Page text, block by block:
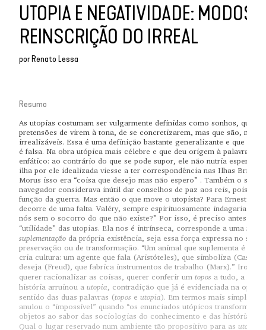
UTOPIA E NEGATIVIDADE: MODOS
REINSCRIÇÃO DO IRREAL
porRenato Lessa
Resumo
As utopias costumam ser vulgarmente definidas como sonhos,
pretensões de virem à tona, de se concretizarem, mas que são, na
irrealizáveis. Essa é uma definição bastante generalizante e que em
é falsa. Na obra utópica mais célebre e que deu origem à palavra,
enfático: ao contrário do que se pode supor, ele não nutria
ilha por ele idealizada viesse a ter correspondência nas Ilhas
Morus isso era “coisa que desejo mas não espero” . Também o seu
navegador considerava inútil dar conselhos de paz aos reis, pois eles
função da guerra. Mas então o que move o utopista? Para Ernest
decorre de uma falta. Valéry, sempre espirituosamente indagaria “o
nós sem o socorro do que não existe?” Por isso, é preciso antes
“utilidade” das utopias. Ela nos é intrínseca, corresponde a uma
suplementação da própria existência, seja essa força expressa no
preservação ou de transformação. “Um animal que suplementa é um
cria cultura: um agente que fala (Aristóteles), que simboliza
deseja (Freud), que fabrica instrumentos de trabalho (Marx).”
querer racionalizar as coisas, querer conferir um topos a tudo, a
história arruinou a utopia , contradição que já é evidenciada na
sentido das duas palavras (topos e utopia). Em termos mais simples: a
anulou o “impossível” quando “os enunciados utópicos transformam-
objetos ao sabor das sociologias do conhecimento e das histórias
Qual o lugar reservado num ambiente tão propositivo para as utopias